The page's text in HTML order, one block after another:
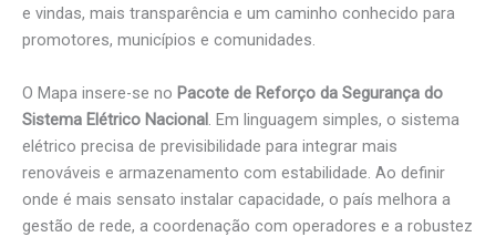
e vindas, mais transparência e um caminho conhecido para
promotores, municípios e comunidades.
O Mapa insere-se no Pacote de Reforço da Segurança do
Sistema Elétrico Nacional. Em linguagem simples, o sistema
elétrico precisa de previsibilidade para integrar mais
renováveis e armazenamento com estabilidade. Ao definir
onde é mais sensato instalar capacidade, o país melhora a
gestão de rede, a coordenação com operadores e a robustez